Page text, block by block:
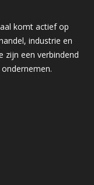
komt actief op
industrie en
zijn een verbindend